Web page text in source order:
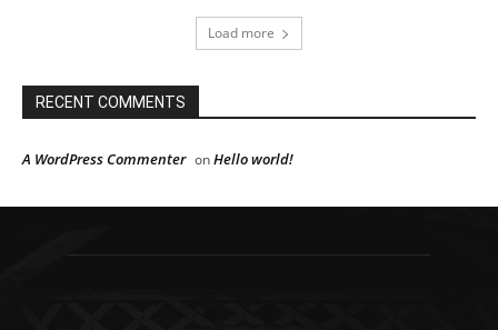
Load more
RECENT COMMENTS
A WordPress Commenter onHello world!